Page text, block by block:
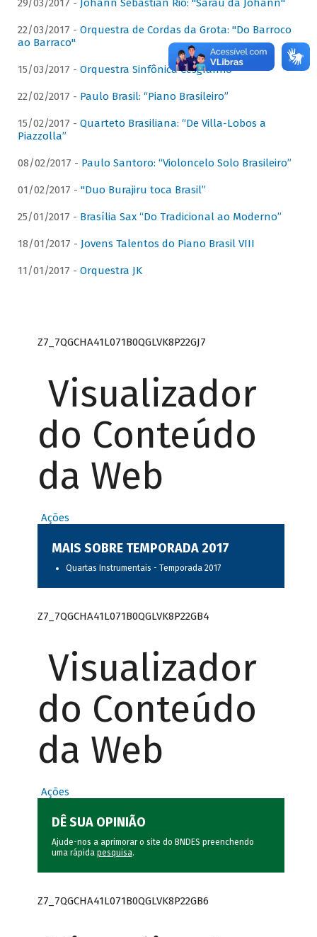
29/03/2017 - Johann Sebastian Rio: "Sarau da Johann"
22/03/2017 - Orquestra de Cordas da Grota: "Do Barroco
ao Barraco"
15/03/2017 - Orquestra Sinfônica Cesgranrio
22/02/2017 - Paulo Brasil: “Piano Brasileiro”
15/02/2017 - Quarteto Brasiliana: “De Villa-Lobos a
Piazzolla”
08/02/2017 - Paulo Santoro: “Violoncelo Solo Brasileiro”
01/02/2017 - "Duo Burajiru toca Brasil”
25/01/2017 - Brasília Sax “Do Tradicional ao Moderno”
18/01/2017 - Jovens Talentos do Piano Brasil VIII
11/01/2017 - Orquestra JK
Z7_7QGCHA41L071B0QGLVK8P22GJ7
Visualizador
do Conteúdo
da Web
Ações
MAIS SOBRE TEMPORADA 2017
Quartas Instrumentais - Temporada 2017
Z7_7QGCHA41L071B0QGLVK8P22GB4
Visualizador
do Conteúdo
da Web
Ações
DÊ SUA OPINIÃO
Ajude-nos a aprimorar o site do BNDES preenchendo
uma rápida pesquisa.
Z7_7QGCHA41L071B0QGLVK8P22GB6